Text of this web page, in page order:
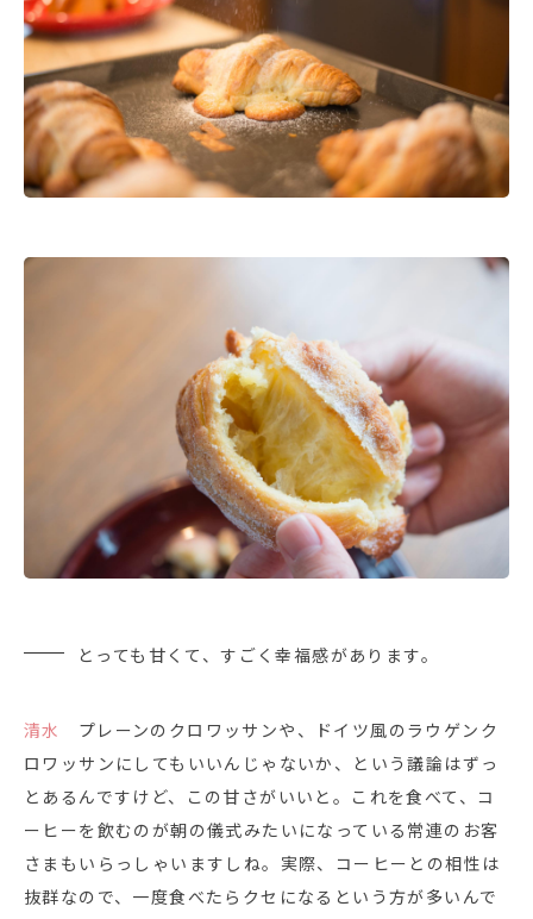
とっても甘くて、すごく幸福感があります。
清水
プレーンのクロワッサンや、ドイツ風のラウゲンク
ロワッサンにしてもいいんじゃないか、という議論はずっ
とあるんですけど、この甘さがいいと。これを食べて、コ
ーヒーを飲むのが朝の儀式みたいになっている常連のお客
さまもいらっしゃいますしね。実際、コーヒーとの相性は
抜群なので、一度食べたらクセになるという方が多いんで